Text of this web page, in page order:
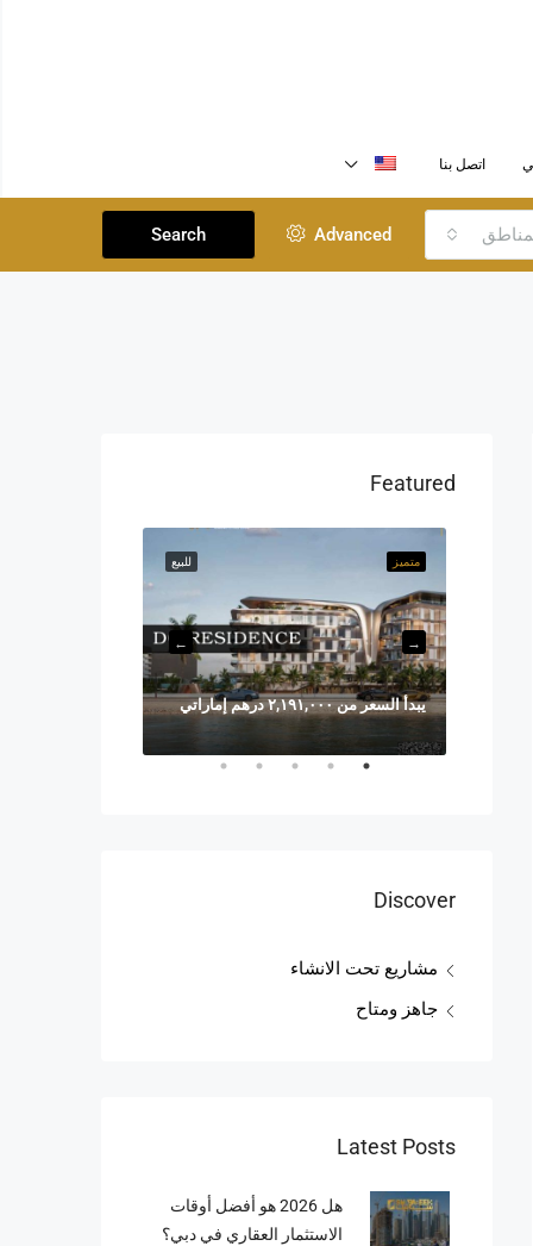
اتصل بنا
Advanced
Search
Featured
للبيع متميز
يبدأ السعر من ٢,١٩١,٠٠٠ درهم إماراتي
Discover
مشاريع تحت الانشاء
جاهز ومتاح
Latest Posts
هل 2026 هو أفضل أوقات
الاستثمار العقاري في دبي؟